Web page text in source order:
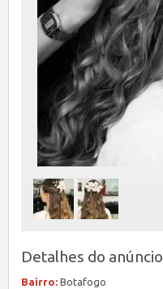
Detalhes do anúncio
Bairro: Botafogo